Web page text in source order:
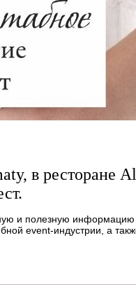
в ресторане
и полезную информацию
event-индустрии, а